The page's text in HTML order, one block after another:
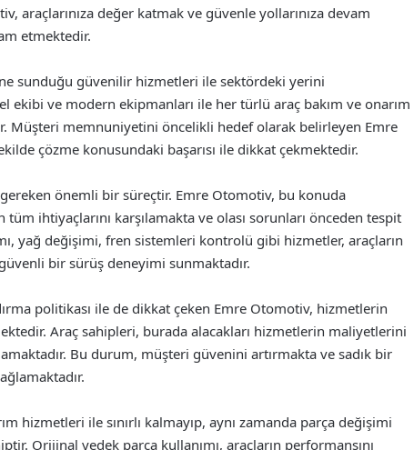
araçlarınıza değer katmak ve güvenle yollarınıza devam
etmektedir.
sunduğu güvenilir hizmetleri ile sektördeki yerini
ekibi ve modern ekipmanları ile her türlü araç bakım ve onarım
Müşteri memnuniyetini öncelikli hedef olarak belirleyen Emre
çözme konusundaki başarısı ile dikkat çekmektedir.
gereken önemli bir süreçtir. Emre Otomotiv, bu konuda
ihtiyaçlarını karşılamakta ve olası sorunları önceden tespit
yağ değişimi, fren sistemleri kontrolü gibi hizmetler, araçların
bir sürüş deneyimi sunmaktadır.
politikası ile de dikkat çeken Emre Otomotiv, hizmetlerin
Araç sahipleri, burada alacakları hizmetlerin maliyetlerini
Bu durum, müşteri güvenini artırmakta ve sadık bir
hizmetleri ile sınırlı kalmayıp, aynı zamanda parça değişimi
Orijinal yedek parça kullanımı, araçların performansını